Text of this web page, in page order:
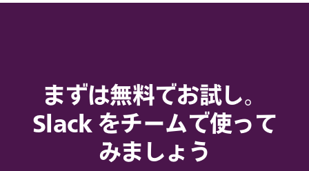
まずは無料でお試し。
Slack をチームで使って
みましょう